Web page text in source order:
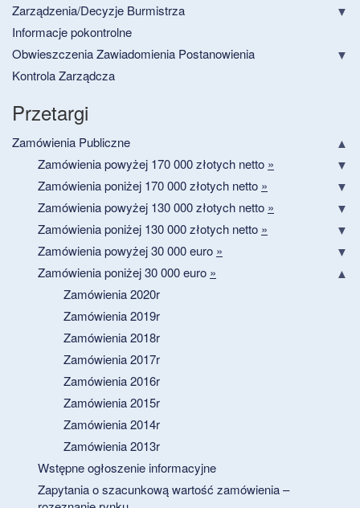
Zarządzenia/Decyzje Burmistrza
Informacje pokontrolne
Obwieszczenia Zawiadomienia Postanowienia
Kontrola Zarządcza
Przetargi
Zamówienia Publiczne
Zamówienia powyżej 170 000 złotych netto »
Zamówienia poniżej 170 000 złotych netto »
Zamówienia powyżej 130 000 złotych netto »
Zamówienia poniżej 130 000 złotych netto »
Zamówienia powyżej 30 000 euro »
Zamówienia poniżej 30 000 euro »
Zamówienia 2020r
Zamówienia 2019r
Zamówienia 2018r
Zamówienia 2017r
Zamówienia 2016r
Zamówienia 2015r
Zamówienia 2014r
Zamówienia 2013r
Wstępne ogłoszenie informacyjne
Zapytania o szacunkową wartość zamówienia –